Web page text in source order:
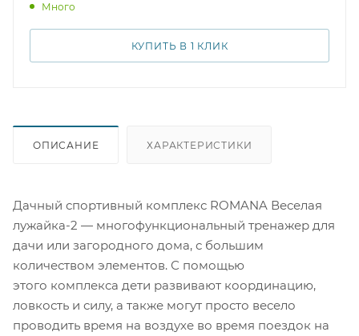
активного отдыха на территории есть места для
барбекю, спортивная площадка и озеро с
возможностью рыбной ловли. Отдохнуть от городской
суеты и насладиться чистым воздухом приглашают в
Много
КУПИТЬ В 1 КЛИК
ОПИСАНИЕ ХАРАКТЕРИСТИКИ
Дачный спортивный комплекс ROMANA Веселая
лужайка-2 — многофункциональный тренажер для
дачи или загородного дома, с большим
количеством элементов. С помощью
этого комплекса дети развивают координацию,
ловкость и силу, а также могут просто весело
проводить время на воздухе во время поездок на